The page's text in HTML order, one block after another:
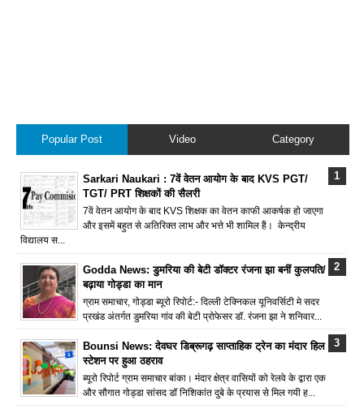
Popular Post Video Category
Sarkari Naukari : 7वें वेतन आयोग के बाद KVS PGT/
TGT/ PRT शिक्षकों की सैलरी
7वें वेतन आयोग के बाद KVS शिक्षक का वेतन काफी आकर्षक हो जाएगा
और इसमें बहुत से अतिरिक्त लाभ और भत्ते भी शामिल हैं। केन्द्रीय
विद्यालय स...
Godda News: डुमरिया की बेटी डॉक्टर रंजना झा बनीं कुलपति/
बढ़ाया गोड्डा का मान
ग्राम समाचार, गोड्डा ब्यूरो रिपोर्ट:- दिल्ली टेक्निकल यूनिवर्सिटी मे सदर
प्रखंड अंतर्गत डुमरिया गांव की बेटी प्रोफेसर डॉ. रंजना झा ने शनिवार...
Bounsi News: देवघर डिब्रूगढ़ साप्ताहिक ट्रेन का मंदार हिल
स्टेशन पर हुआ ठहराव
ब्यूरो रिपोर्ट ग्राम समाचार बांका। मंदार क्षेत्र वासियों को रेलवे के द्वारा एक
और सौगात गोड्डा सांसद डॉ निशिकांत दुबे के प्रयास से मिल गयी ह...